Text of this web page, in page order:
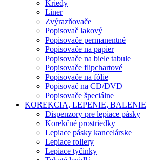
Kriedy
Liner
Zvýrazňovače
Popisovač lakový
Popisovače permanentné
Popisovače na papier
Popisovače na biele tabule
Popisovače flipchartové
Popisovače na fólie
Popisovač na CD/DVD
Popisovače špeciálne
KOREKCIA, LEPENIE, BALENIE
Dispenzory pre lepiace pásky
Korekčné prostriedky
Lepiace pásky kancelárske
Lepiace rollery
Lepiace tyčinky